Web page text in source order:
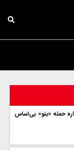
حمله «بنو» بی‌اساس